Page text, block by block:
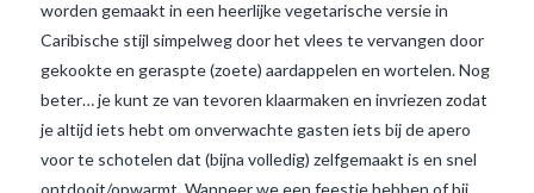
worden gemaakt in een heerlijke vegetarische versie in
Caribische stijl simpelweg door het vlees te vervangen door
gekookte en geraspte (zoete) aardappelen en wortelen. Nog
beter… je kunt ze van tevoren klaarmaken en invriezen zodat
je altijd iets hebt om onverwachte gasten iets bij de apero
voor te schotelen dat (bijna volledig) zelfgemaakt is en snel
ontdooit/opwarmt. Wanneer we een feestje hebben of bij